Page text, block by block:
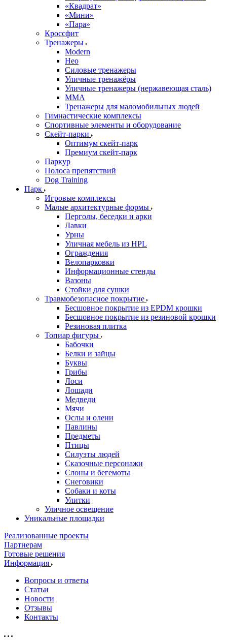
«Квадрат»
«Мини»
«Пара»
Кроссфит
Тренажеры
Modern
Нео
Силовые тренажеры
Уличные тренажёры
Уличные тренажеры (нержавеющая сталь)
ММА
Тренажеры для маломобильных людей
Гимнастические комплексы
Спортивные элементы и оборудование
Скейт-парки
Оптимум скейт-парк
Премиум скейт-парк
Паркур
Полоса препятствий
Dog Training
Парк
Игровые комплексы
Малые архитектурные формы
Перголы, беседки и арки
Лавки
Урны
Уличная мебель из HPL
Ограждения
Велопарковки
Информационные стенды
Вазоны
Стойки для сушки
Травмобезопасное покрытие
Бесшовное покрытие из EPDM крошки
Бесшовное покрытие из резиновой крошки
Резиновая плитка
Топиар фигуры
Бабочки
Белки и зайцы
Буквы
Грибы
Лоси
Лошади
Медведи
Мячи
Ослы и олени
Павлины
Предметы
Птицы
Силуэты людей
Сказочные персонажи
Слоны и бегемоты
Снеговики
Собаки и коты
Улитки
Уличное освещение
Уникальные площадки
Реализованные проекты
Партнерам
Готовые решения
Информация
Вопросы и ответы
Статьи
Новости
Отзывы
Контакты